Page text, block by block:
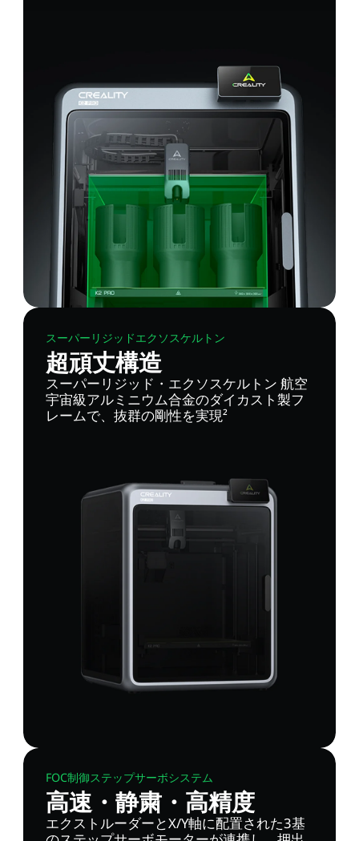
スーパーリジッドエクソスケルトン
超頑丈構造
スーパーリジッド・エクソスケルトン 航空
宇宙級アルミニウム合金のダイカスト製フ
レームで、抜群の剛性を実現²
FOC制御ステップサーボシステム
高速・静粛・高精度
エクストルーダーとX/Y軸に配置された3基